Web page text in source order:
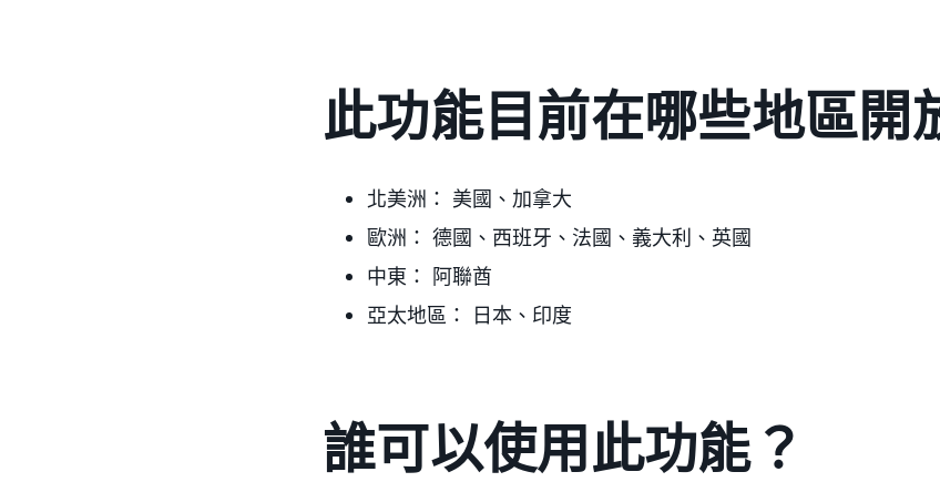
此功能目前在哪些地區開
北美洲： 美國、加拿大
歐洲： 德國、西班牙、法國、義大利、英國
中東：
阿聯酋
亞太地區：
日本、印度
誰可以使用此功能？